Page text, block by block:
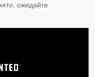
ожидайте